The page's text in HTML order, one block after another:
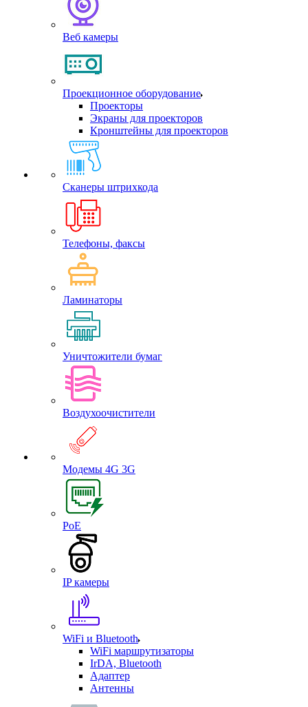
Веб камеры
Проекционное оборудование
Проекторы
Экраны для проекторов
Кронштейны для проекторов
Сканеры штрихкода
Телефоны, факсы
Ламинаторы
Уничтожители бумаг
Воздухоочистители
Модемы 4G 3G
PoE
IP камеры
WiFi и Bluetooth
WiFi маршрутизаторы
IrDA, Bluetooth
Адаптер
Антенны